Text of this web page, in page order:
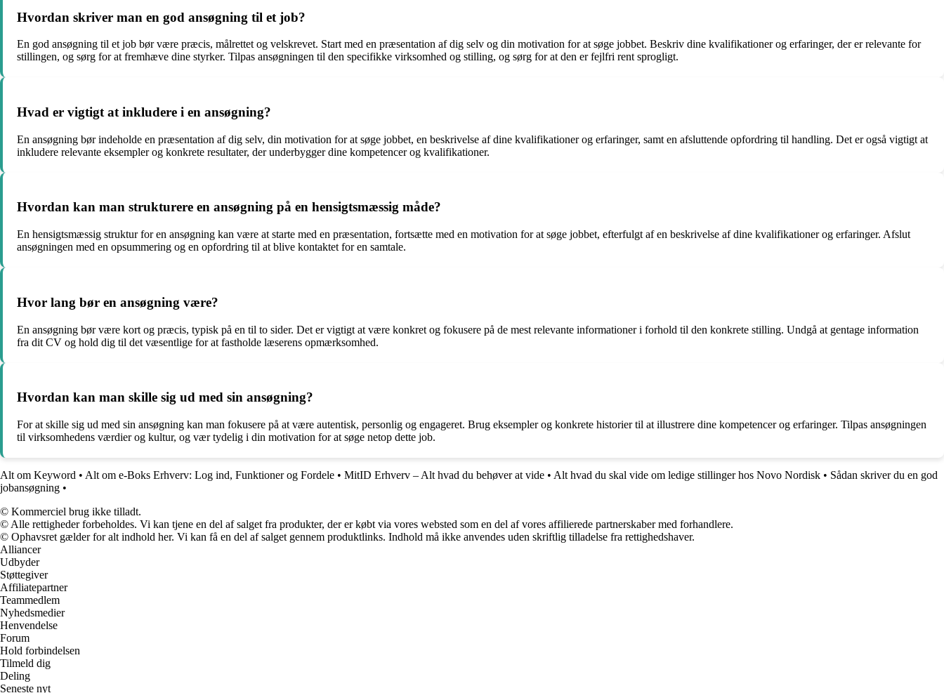
Hvordan skriver man en god ansøgning til et job?
En god ansøgning til et job bør være præcis, målrettet og velskrevet. Start med en præsentation af dig selv og din motivation for at søge jobbet. Beskriv dine kvalifikationer og erfaringer, der er relevante for
stillingen, og sørg for at fremhæve dine styrker. Tilpas ansøgningen til den specifikke virksomhed og stilling, og sørg for at den er fejlfri rent sprogligt.
Hvad er vigtigt at inkludere i en ansøgning?
En ansøgning bør indeholde en præsentation af dig selv, din motivation for at søge jobbet, en beskrivelse af dine kvalifikationer og erfaringer, samt en afsluttende opfordring til handling. Det er også vigtigt at
inkludere relevante eksempler og konkrete resultater, der underbygger dine kompetencer og kvalifikationer.
Hvordan kan man strukturere en ansøgning på en hensigtsmæssig måde?
En hensigtsmæssig struktur for en ansøgning kan være at starte med en præsentation, fortsætte med en motivation for at søge jobbet, efterfulgt af en beskrivelse af dine kvalifikationer og erfaringer. Afslut
ansøgningen med en opsummering og en opfordring til at blive kontaktet for en samtale.
Hvor lang bør en ansøgning være?
En ansøgning bør være kort og præcis, typisk på en til to sider. Det er vigtigt at være konkret og fokusere på de mest relevante informationer i forhold til den konkrete stilling. Undgå at gentage information
fra dit CV og hold dig til det væsentlige for at fastholde læserens opmærksomhed.
Hvordan kan man skille sig ud med sin ansøgning?
For at skille sig ud med sin ansøgning kan man fokusere på at være autentisk, personlig og engageret. Brug eksempler og konkrete historier til at illustrere dine kompetencer og erfaringer. Tilpas ansøgningen
til virksomhedens værdier og kultur, og vær tydelig i din motivation for at søge netop dette job.
Alt om Keyword • Alt om e-Boks Erhverv: Log ind, Funktioner og Fordele • MitID Erhverv – Alt hvad du behøver at vide • Alt hvad du skal vide om ledige stillinger hos Novo Nordisk • Sådan skriver du en god
jobansøgning •
© Kommerciel brug ikke tilladt.
© Alle rettigheder forbeholdes. Vi kan tjene en del af salget fra produkter, der er købt via vores websted som en del af vores affilierede partnerskaber med forhandlere.
© Ophavsret gælder for alt indhold her. Vi kan få en del af salget gennem produktlinks. Indhold må ikke anvendes uden skriftlig tilladelse fra rettighedshaver.
Alliancer
Udbyder
Støttegiver
Affiliatepartner
Teammedlem
Nyhedsmedier
Henvendelse
Forum
Hold forbindelsen
Tilmeld dig
Deling
Seneste nyt